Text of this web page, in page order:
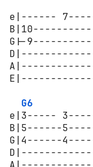
e|------
G|-
G6
e|3-----
B|5------
G|4------